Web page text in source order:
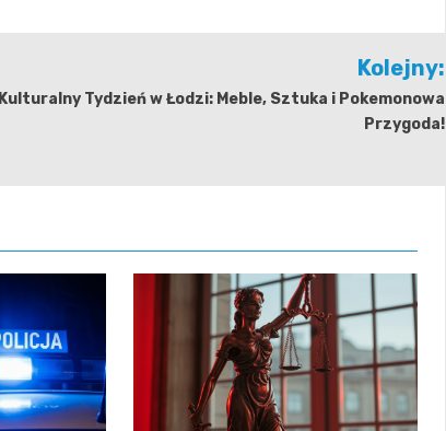
Kolejny:
Kulturalny Tydzień w Łodzi: Meble, Sztuka i Pokemonowa
Przygoda!